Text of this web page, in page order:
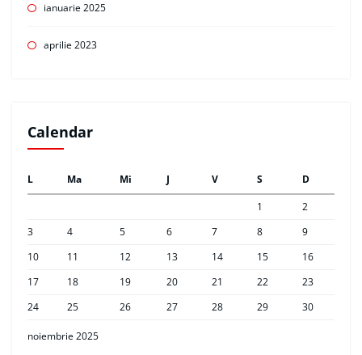
ianuarie 2025
aprilie 2023
Calendar
noiembrie 2025
L Ma Mi J V S
D
1
2
3
4 5 6 7 8
9
10
11 12 13 14 15
16
17
18 19 20 21 22
23
24
25 26 27 28 29 30